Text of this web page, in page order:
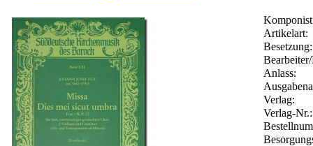
Artikelart:
Besetzung:
Anlass:
Verlag:
Verlag-